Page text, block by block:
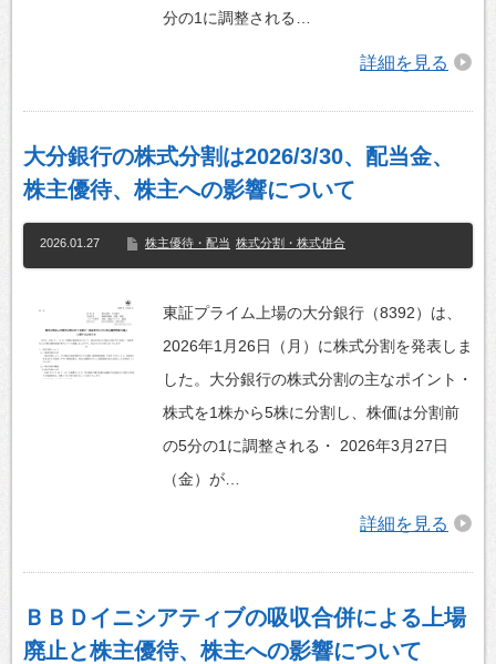
分の1に調整される…
詳細を見る
大分銀行の株式分割は2026/3/30、配当金、
株主優待、株主への影響について
2026.01.27 株主優待・配当 株式分割・株式併合
東証プライム上場の大分銀行（8392）は、
2026年1月26日（月）に株式分割を発表しま
した。大分銀行の株式分割の主なポイント・
株式を1株から5株に分割し、株価は分割前
の5分の1に調整される・ 2026年3月27日
（金）が…
詳細を見る
ＢＢＤイニシアティブの吸収合併による上場
廃止と株主優待、株主への影響について